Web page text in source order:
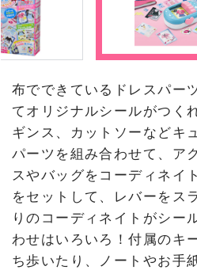
布でできているドレスパー
てオリジナルシールがつく
ギンス、カットソーなどキ
パーツを組み合わせて、ア
スやバッグをコーディネイ
をセットして、レバーをス
りのコーディネイトがシー
わせはいろいろ！付属のキ
ち歩いたり、ノートやお手